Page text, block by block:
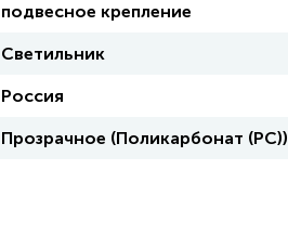
подвесное крепление
Светильник
Россия
Прозрачное (Поликарбонат (PC))